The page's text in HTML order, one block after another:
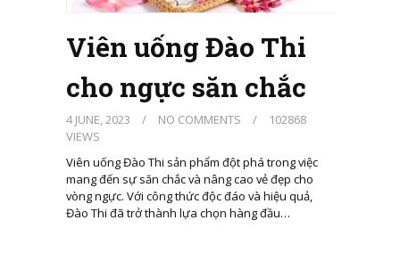
Viên uống Đào Thi
cho ngực săn chắc
4 JUNE, 2023 / NO COMMENTS /
102868
VIEWS
Viên uống Đào Thi sản phẩm đột phá trong việc
mang đến sự săn chắc và nâng cao vẻ đẹp cho
vòng ngực. Với công thức độc đáo và hiệu quả,
Đào Thi đã trở thành lựa chọn hàng đầu…